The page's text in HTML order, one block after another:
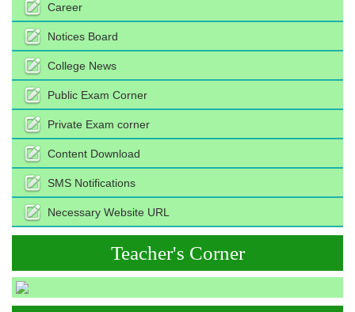
Career
Notices Board
College News
Public Exam Corner
Private Exam corner
Content Download
SMS Notifications
Necessary Website URL
Teacher's Corner